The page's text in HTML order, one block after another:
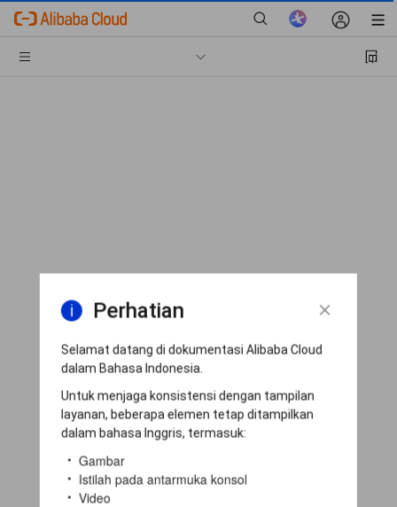
Perhatian
Selamat datang di dokumentasi Alibaba Cloud
dalam Bahasa Indonesia.
Untuk menjaga konsistensi dengan tampilan
layanan, beberapa elemen tetap ditampilkan
dalam bahasa Inggris, termasuk:
Gambar
Istilah pada antarmuka konsol
Video